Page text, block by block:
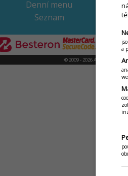
Denní menu
Seznam
a
© 2009 - 2026 Abiset s.r.o. |